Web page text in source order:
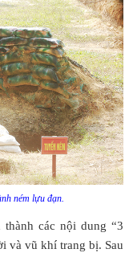
ném lựu đạn.
các nội dung “3
và vũ khí trang bị. Sau